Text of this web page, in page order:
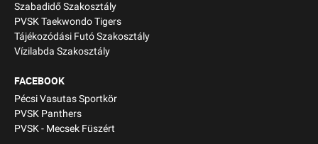
Szabadidő Szakosztály
PVSK Taekwondo Tigers
Tájékozódási Futó Szakosztály
Vízilabda Szakosztály
FACEBOOK
Pécsi Vasutas Sportkör
PVSK Panthers
PVSK - Mecsek Füszért